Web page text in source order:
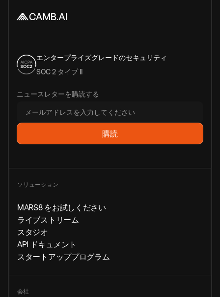
エンタープライズグレードのセキュリティ
SOC 2 タイプ II
ニュースレターを購読する
ソリューション
MARS8 をお試しください
ライブストリーム
スタジオ
API ドキュメント
スタートアッププログラム
会社